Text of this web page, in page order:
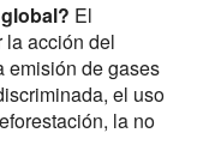
El
la acción del
emisión de gases
el uso
la no